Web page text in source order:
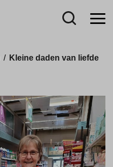
/ Kleine daden van liefde